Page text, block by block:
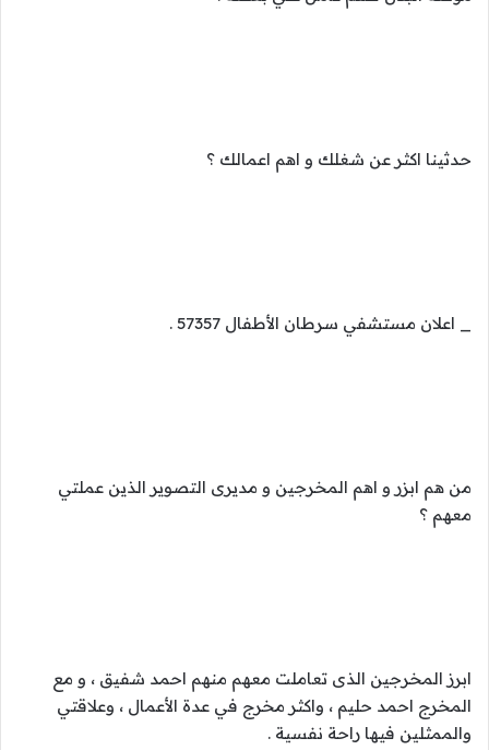
حدثينا اكثر عن شغلك و اهم اعمالك ؟
_ اعلان مستشفي سرطان الأطفال 57357 .
من هم ابزر و اهم المخرجين و مديرى التصوير الذين عملتي
معهم ؟
ابرز المخرجين الذى تعاملت معهم منهم احمد شفيق ، و مع
المخرج احمد حليم ، واكثر مخرج في عدة الأعمال ، وعلاقتي
والممثلين فيها راحة نفسية .